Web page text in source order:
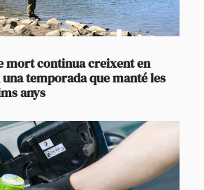
mort continua creixent en
temporada que manté les
anys